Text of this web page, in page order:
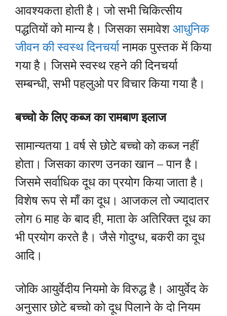
आवश्यकता होती है। जो सभी चिकित्सीय
पद्धतियों को मान्य है। जिसका समावेश आधुनिक
जीवन की स्वस्थ दिनचर्यानामक पुस्तक में किया
गया है। जिसमे स्वस्थ रहने की दिनचर्या
सम्बन्धी, सभी पहलुओ पर विचार किया गया है।
बच्चो के लिए कब्ज का रामबाण इलाज
सामान्यतया 1 वर्ष से छोटे बच्चो को कब्ज नहीं
होता। जिसका कारण उनका खान – पान है।
जिसमे सर्वाधिक दूध का प्रयोग किया जाता है।
विशेष रूप से माँ का दूध। आजकल तो ज्यादातर
लोग 6 माह के बाद ही, माता के अतिरिक्त दूध का
भी प्रयोग करते है। जैसे गोदुग्ध, बकरी का दूध
आदि।
जोकि आयुर्वेदीय नियमो के विरुद्ध है। आयुर्वेद के
अनुसार छोटे बच्चो को दूध पिलाने के दो नियम